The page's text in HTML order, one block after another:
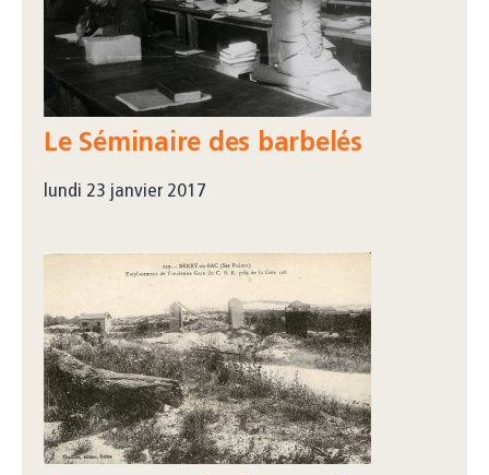
Le Séminaire des barbelés
lundi 23 janvier 2017